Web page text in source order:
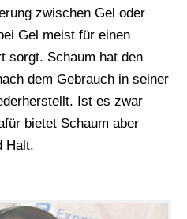
zwischen Gel oder
Gel meist für einen
sorgt. Schaum hat den
dem Gebrauch in seiner
Ist es zwar
bietet Schaum aber
Halt.